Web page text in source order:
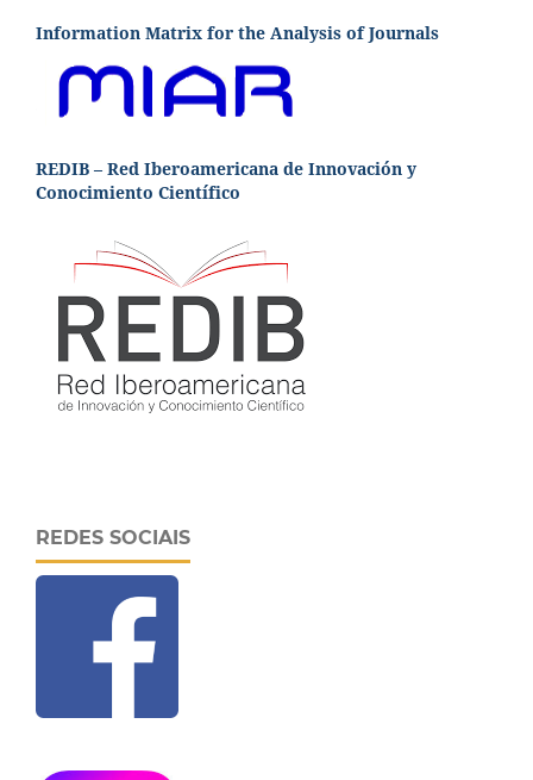
Information Matrix for the Analysis of Journals
REDIB – Red Iberoamericana de Innovación y
Conocimiento Científico
REDES SOCIAIS